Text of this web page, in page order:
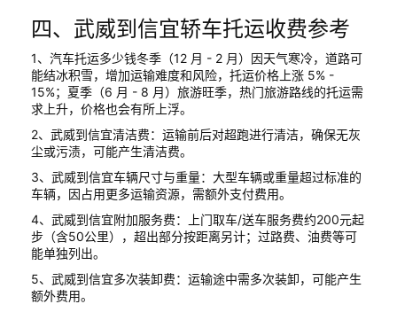
四、武威到信宜轿车托运收费参考
1、汽车托运多少钱冬季（12 月 - 2 月）因天气寒冷，道路可
能结冰积雪，增加运输难度和风险，托运价格上涨 5% -
15%；夏季（6 月 - 8 月）旅游旺季，热门旅游路线的托运需
求上升，价格也会有所上浮。
2、武威到信宜清洁费：运输前后对超跑进行清洁，确保无灰
尘或污渍，可能产生清洁费。
3、武威到信宜车辆尺寸与重量：大型车辆或重量超过标准的
车辆，因占用更多运输资源，需额外支付费用。
4、武威到信宜附加服务费：上门取车/送车服务费约200元起
步（含50公里），超出部分按距离另计；过路费、油费等可
能单独列出。
5、武威到信宜多次装卸费：运输途中需多次装卸，可能产生
额外费用。